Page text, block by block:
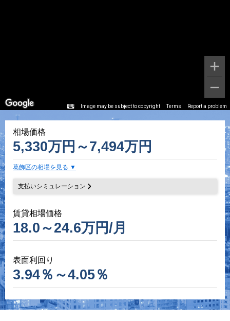
相場価格
5,330万円～7,494万円
葛飾区の相場を見る
支払いシミュレーション
賃貸相場価格
18.0～24.6万円/月
表面利回り
3.94％～4.05％
Image may be subject to copyright Terms Report a problem